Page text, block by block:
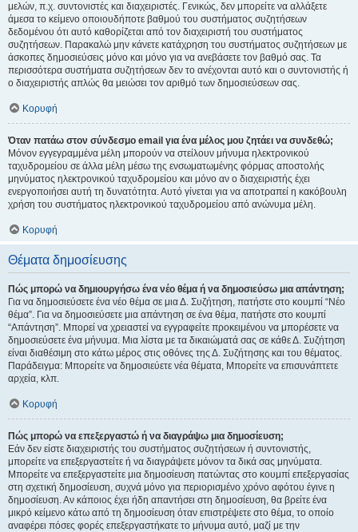
μελών, π.χ. συντονιστές και διαχειριστές. Γενικώς, δεν μπορείτε να αλλάξετε
άμεσα το κείμενο οποιουδήποτε βαθμού του συστήματος συζητήσεων
δεδομένου ότι αυτό καθορίζεται από τον διαχειριστή του συστήματος
συζητήσεων. Παρακαλώ μην κάνετε κατάχρηση του συστήματος συζητήσεων με
άσκοπες δημοσιεύσεις μόνο και μόνο για να ανεβάσετε τον βαθμό σας. Τα
περισσότερα συστήματα συζητήσεων δεν το ανέχονται αυτό και ο συντονιστής ή
ο διαχειριστής απλώς θα μειώσει τον αριθμό των δημοσιεύσεων σας.
Κορυφή
Όταν πατάω στον σύνδεσμο email για ένα μέλος μου ζητάει να συνδεθώ;
Μόνον εγγεγραμμένα μέλη μπορούν να στείλουν μήνυμα ηλεκτρονικού
ταχυδρομείου σε άλλα μέλη μέσω της ενσωματωμένης φόρμας αποστολής
μηνύματος ηλεκτρονικού ταχυδρομείου και μόνο αν ο διαχειριστής έχει
ενεργοποιήσει αυτή τη δυνατότητα. Αυτό γίνεται για να αποτραπεί η κακόβουλη
χρήση του συστήματος ηλεκτρονικού ταχυδρομείου από ανώνυμα μέλη.
Κορυφή
Θέματα δημοσίευσης
Πώς μπορώ να δημιουργήσω ένα νέο θέμα ή να δημοσιεύσω μια απάντηση;
Για να δημοσιεύσετε ένα νέο θέμα σε μια Δ. Συζήτηση, πατήστε στο κουμπί “Νέο
θέμα”. Για να δημοσιεύσετε μια απάντηση σε ένα θέμα, πατήστε στο κουμπί
“Απάντηση”. Μπορεί να χρειαστεί να εγγραφείτε προκειμένου να μπορέσετε να
δημοσιεύσετε ένα μήνυμα. Μια λίστα με τα δικαιώματά σας σε κάθε Δ. Συζήτηση
είναι διαθέσιμη στο κάτω μέρος στις οθόνες της Δ. Συζήτησης και του θέματος.
Παράδειγμα: Μπορείτε να δημοσιεύετε νέα θέματα, Μπορείτε να επισυνάπτετε
αρχεία, κλπ.
Κορυφή
Πώς μπορώ να επεξεργαστώ ή να διαγράψω μια δημοσίευση;
Εάν δεν είστε διαχειριστής του συστήματος συζητήσεων ή συντονιστής,
μπορείτε να επεξεργαστείτε ή να διαγράψετε μόνον τα δικά σας μηνύματα.
Μπορείτε να επεξεργαστείτε μια δημοσίευση πατώντας στο κουμπί επεξεργασίας
στη σχετική δημοσίευση, συχνά μόνο για περιορισμένο χρόνο αφότου έγινε η
δημοσίευση. Αν κάποιος έχει ήδη απαντήσει στη δημοσίευση, θα βρείτε ένα
μικρό κείμενο κάτω από τη δημοσίευση όταν επιστρέψετε στο θέμα, το οποίο
αναφέρει πόσες φορές επεξεργαστήκατε το μήνυμα αυτό, μαζί με την